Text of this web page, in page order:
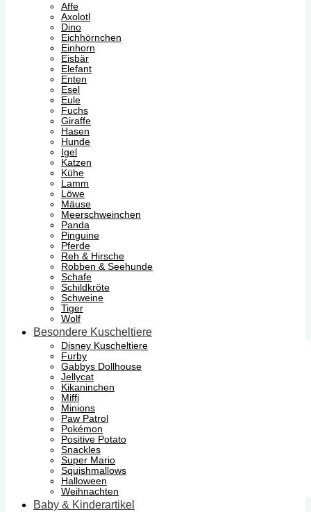
Affe
Axolotl
Dino
Eichhörnchen
Einhorn
Eisbär
Elefant
Enten
Esel
Eule
Fuchs
Giraffe
Hasen
Hunde
Igel
Katzen
Kühe
Lamm
Löwe
Mäuse
Meerschweinchen
Panda
Pinguine
Pferde
Reh & Hirsche
Robben & Seehunde
Schafe
Schildkröte
Schweine
Tiger
Wolf
Besondere Kuscheltiere
Disney Kuscheltiere
Furby
Gabbys Dollhouse
Jellycat
Kikaninchen
Miffi
Minions
Paw Patrol
Pokémon
Positive Potato
Snackles
Super Mario
Squishmallows
Halloween
Weihnachten
Baby & Kinderartikel